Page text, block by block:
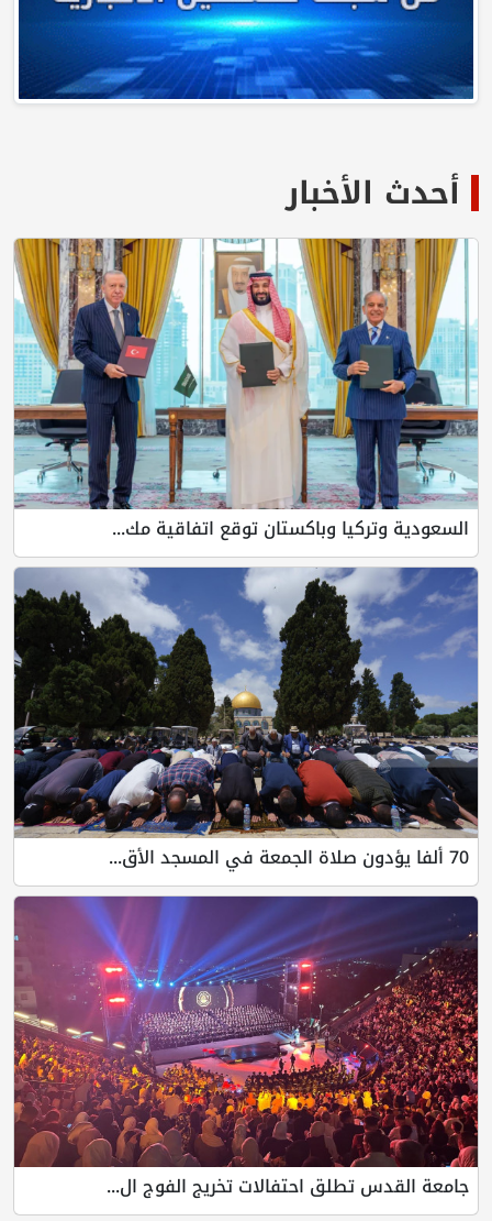
أحدث الأخبار
السعودية وتركيا وباكستان توقع اتفاقية مك...
70 ألفا يؤدون صلاة الجمعة في المسجد الأق...
جامعة القدس تطلق احتفالات تخريج الفوج ال...